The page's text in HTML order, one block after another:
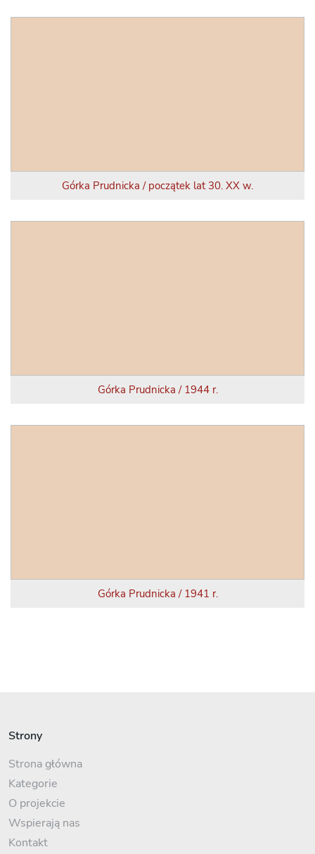
Górka Prudnicka / początek lat 30. XX w.
Górka Prudnicka / 1944 r.
Górka Prudnicka / 1941 r.
Strony
Strona główna
Kategorie
O projekcie
Wspierają nas
Kontakt